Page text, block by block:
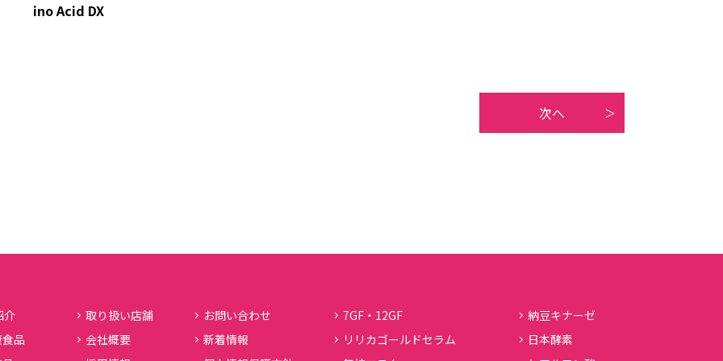
ino Acid DX
次へ
介
品
取り扱い店舗
会社概要
お問い合わせ
新着情報
7GF・12GF
リリカゴールドセラム
納豆キナーゼ
日本酵素